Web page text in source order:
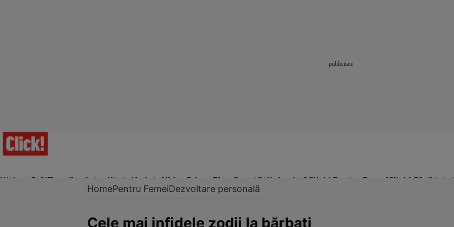
Ultima Oră!Trending Actualitate Vedete Video Prime Time SportStil de viațăClick! Pentru FemeiClick! Sănătate
HomePentru FemeiDezvoltare personală
Cele mai infidele zodii la bărbaţi